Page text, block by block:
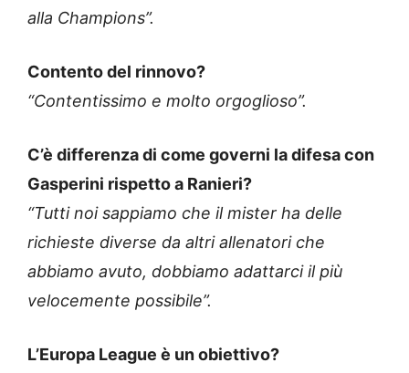
alla Champions”.
Contento del rinnovo?
“Contentissimo e molto orgoglioso”.
C’è differenza di come governi la difesa con
Gasperini rispetto a Ranieri?
“Tutti noi sappiamo che il mister ha delle
richieste diverse da altri allenatori che
abbiamo avuto, dobbiamo adattarci il più
velocemente possibile”.
L’Europa League è un obiettivo?